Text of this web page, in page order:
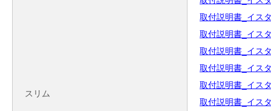
スリム
取付説明書_イス
取付説明書_イス
取付説明書_イス
取付説明書_イス
取付説明書_イス
取付説明書_イス